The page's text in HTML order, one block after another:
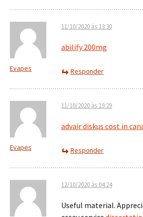
Evapes
11/10/2020 às 13:30
abilify 200mg
Responder
Evapes
11/10/2020 às 19:29
advair diskus cost in
Responder
12/10/2020 às 04:24
Useful material.